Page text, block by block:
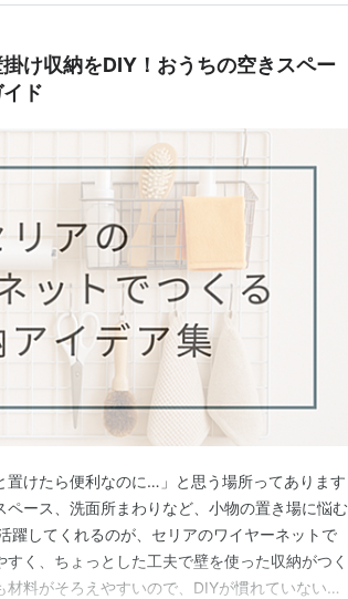
け収納をDIY！おうちの空きスペー
ド
置けたら便利なのに…」と思う場所ってあります
ース、洗面所まわりなど、小物の置き場に悩む
躍してくれるのが、セリアのワイヤーネットで
く、ちょっとした工夫で壁を使った収納がつく
料がそろえやすいので、DIYが慣れていない方